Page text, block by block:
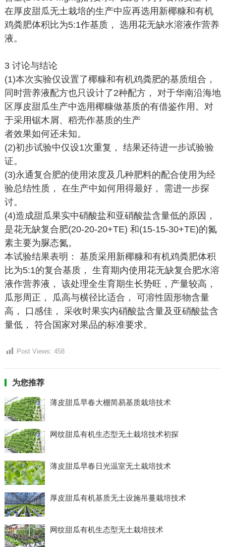
在厚皮甜瓜无土栽培的生产中应再选用新椰糠和有机
鸡粪肥体积比为5:1作基质， 选用花无缺水溶液作营养
液。
3 讨论与结论
(1)本次实验仅设置了椰糠和有机鸡粪肥的基质组合，
同时营养液配方也只设计了2种配方， 对于华南沿海地
区厚皮甜瓜生产中选用椰糠做基质的有借鉴作用。对
于采用锯木屑、稻壳作基质的生产
者效果如何还未知。
(2)初步试验中仅设1次重复， 结果还待进一步试验验
证。
(3)永通复合肥的使用浓度及几种肥料的配合使用为经
验总结性质， 在生产中如何用得最好， 需进一步探
讨。
(4)造成甜瓜果实中硝酸盐和亚硝酸盐含量低的原因，
是花无缺复合肥(20-20-20+TE) 和(15-15-30+TE)的氮
素主要为脲态氮。
本试验结果表明： 基质采用新椰糠和有机鸡粪肥体积
比为5:1的复合基质， 生育期内使用花无缺复合肥水溶
液作营养液， 该处理全生育期生长势旺，产量较高，
瓜形周正， 瓜高与横径比适合， 可溶性固形物含量
高， 口感佳， 采收时果实内硝酸盐含量及亚硝酸盐含
量低， 符合国家对果品的标准要求。
Post Views: 458
为您推荐
薄皮甜瓜早春大棚简易基质栽培技术
网纹甜瓜有机生态型无土栽培技术初探
薄皮甜瓜早春日光温室无土栽培技术
厚皮甜瓜有机基质无土设施吊蔓栽培技术
网纹甜瓜有机生态型无土栽培技术